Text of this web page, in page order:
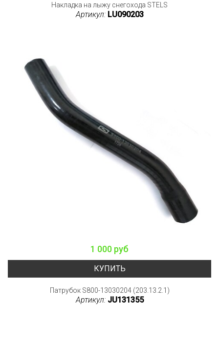
Накладка на лыжу снегохода STELS
Артикул: LU090203
1 000 руб
КУПИТЬ
Патрубок S800-13030204 (203.13.2.1)
Артикул: JU131355